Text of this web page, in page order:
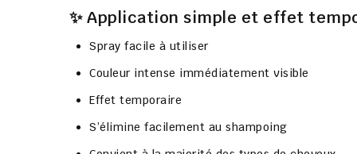
✨ Application simple et effet
Spray facile à utiliser
Couleur intense immédiatement visible
Effet temporaire
S’élimine facilement au shampoing